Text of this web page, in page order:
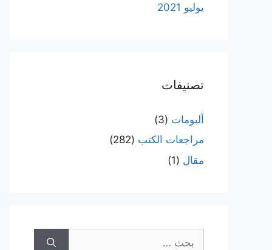
يوليو 2021
تصنيفات
ألبومات (3)
مراجعات الكتب (282)
مقال (1)